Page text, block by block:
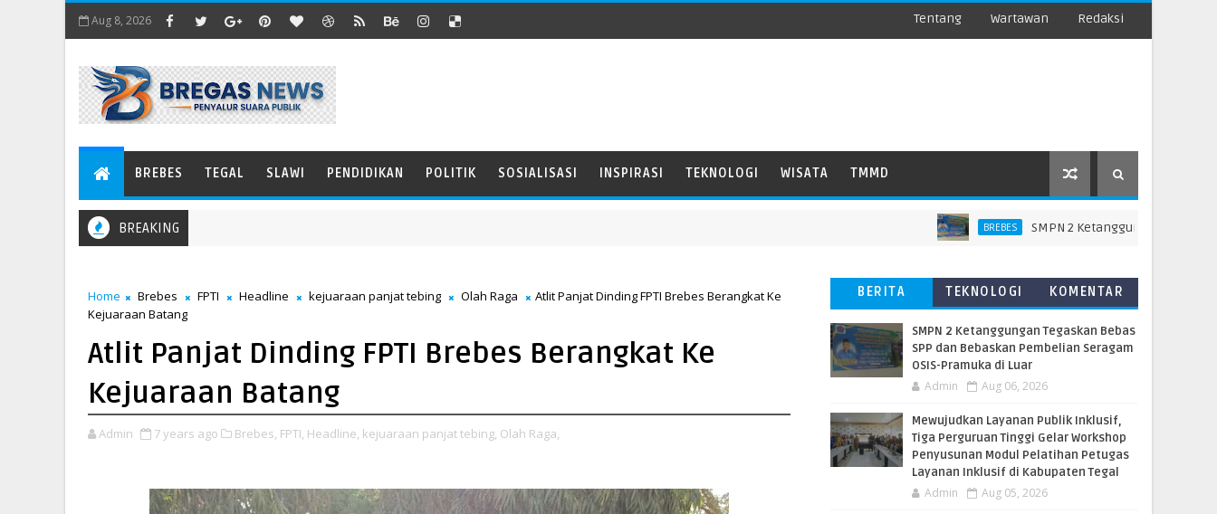
Aug 8, 2026 Tentang Wartawan Redaksi
BREBES TEGAL SLAWI PENDIDIKAN POLITIK SOSIALISASI INSPIRASI TEKNOLOGI WISATA TMMD
BREAKING BREBES SMPN 2 Ketanggungan Tegaskan
Home Brebes FPTI Headline kejuaraan panjat tebing Olah Raga
Atlit Panjat Dinding FPTI Brebes Berangkat Ke
Kejuaraan Batang
Atlit Panjat Dinding FPTI Brebes Berangkat Ke
Kejuaraan Batang
Admin 7 years ago Brebes, FPTI, Headline, kejuaraan panjat tebing, Olah Raga,
BERITA
TERBARU
TEKNOLOGI
KOMENTAR
SMPN 2 Ketanggungan Tegaskan Bebas
SPP dan Bebaskan Pembelian Seragam
OSIS-Pramuka di Luar
Admin Aug 06, 2026
​Mewujudkan Layanan Publik Inklusif,
Tiga Perguruan Tinggi Gelar Workshop
Penyusunan Modul Pelatihan Petugas
Layanan Inklusif di Kabupaten Tegal
Admin Aug 05, 2026